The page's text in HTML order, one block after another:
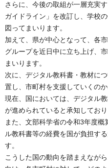
さらに、今後の取組が一層充実
ガイドライン」を改訂し、学校
図ってまいります。
加えて、県が中心となって、各
グループを近日中に立ち上げ、
まいります。
次に、デジタル教科書・教材に
置し、市町村を支援していくの
現在、国においては、デジタル
が進められていると承知しており
また、文部科学省の令和3年度
ル教科書等の経費を国が負担す
す。
こうした国の動向を踏まえなが